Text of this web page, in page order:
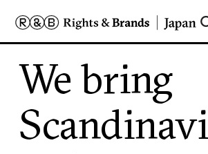
We bring